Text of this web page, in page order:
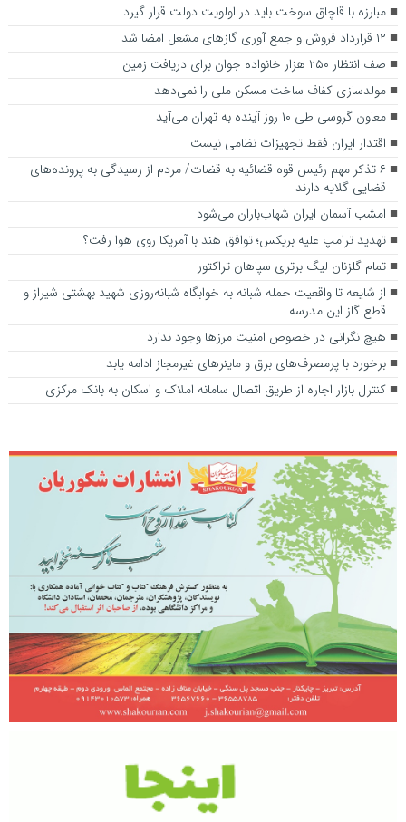
مبارزه با قاچاق سوخت باید در اولویت دولت قرار گیرد
۱۲ قرارداد فروش و جمع آوری گازهای مشعل امضا شد
صف انتظار ۲۵۰ هزار خانواده جوان برای دریافت زمین
مولدسازی کفاف ساخت مسکن ملی را نمی‌دهد
معاون گروسی طی ۱۰ روز آینده به تهران می‌آید
اقتدار ایران فقط تجهیزات نظامی نیست
۶ تذکر مهم رئیس قوه قضائیه به قضات/ مردم از رسیدگی به پرونده‌های
قضایی گلایه‌ دارند‌
امشب آسمان ایران شهاب‌باران می‌شود
تهدید ترامپ علیه بریکس؛ توافق هند با آمریکا روی هوا رفت؟
تمام گلزنان لیگ‌ برتری سپاهان-تراکتور
از شایعه تا واقعیت حمله شبانه به خوابگاه شبانه‌روزی شهید بهشتی شیراز و
قطع گاز این مدرسه
هیچ نگرانی در خصوص امنیت مرزها وجود ندارد
برخورد با پرمصرف‌های برق و ماینرهای غیرمجاز ادامه یابد
کنترل بازار اجاره از طریق اتصال سامانه املاک و اسکان به بانک مرکزی